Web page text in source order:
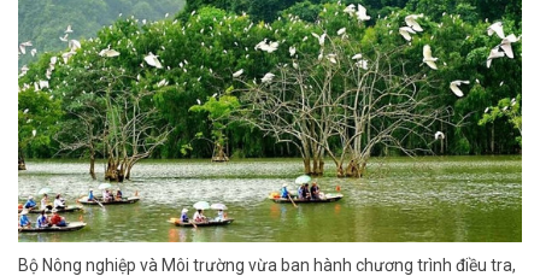
Bộ Nông nghiệp và Môi trường vừa ban hành chương trình điều tra,